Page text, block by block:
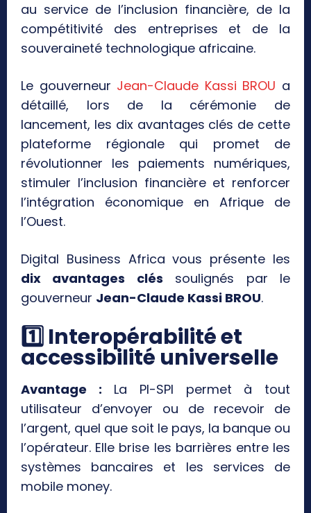
au service de l’inclusion financière, de la
compétitivité des entreprises et de la
souveraineté technologique africaine.
Le gouverneur Jean-Claude Kassi BROU a
détaillé, lors de la cérémonie de
lancement, les dix avantages clés de cette
plateforme régionale qui promet de
révolutionner les paiements numériques,
stimuler l’inclusion financière et renforcer
l’intégration économique en Afrique de
l’Ouest.
Digital Business Africa vous présente les
dix avantages clés soulignés par le
gouverneur Jean-Claude Kassi BROU.
1️⃣ Interopérabilité et
accessibilité universelle
Avantage : La PI-SPI permet à tout
utilisateur d’envoyer ou de recevoir de
l’argent, quel que soit le pays, la banque ou
l’opérateur. Elle brise les barrières entre les
systèmes bancaires et les services de
mobile money.